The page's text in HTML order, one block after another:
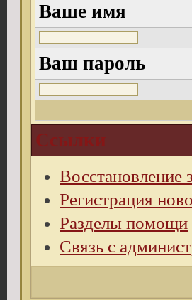
Ваше имя
Ваш пароль
Ссылки
Восстановление
Регистрация
Разделы помощи
Связь с